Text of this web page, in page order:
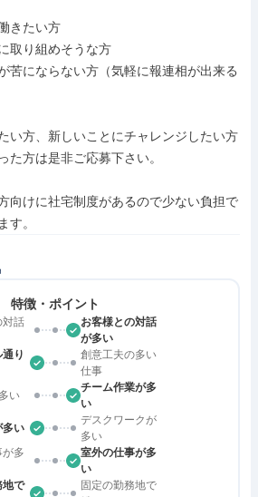
きたい方
取り組めそうな方
苦にならない方（気軽に報連相が出来る
い方、新しいことにチャレンジしたい方
た方は是非ご応募下さい。
向けに社宅制度があるので少ない負担で
す。
特徴・ポイント
対話
お客様との対話
が多い
り
創意工夫の多い
仕事
い
チーム作業が多
い
多い
デスクワークが
多い
多
室外の仕事が多
い
地で
固定の勤務地で